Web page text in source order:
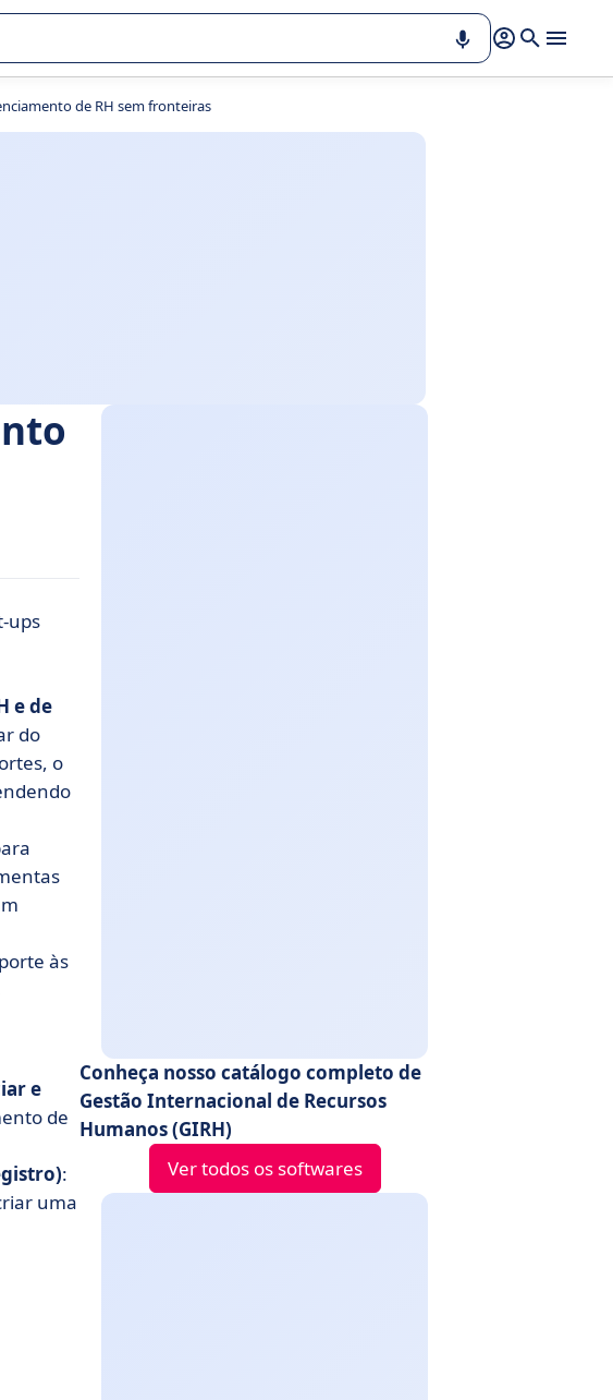
de RH sem fronteiras
ups
e de
do
o
às
e
de
:
uma
Conheça nosso catálogo completo de
Gestão Internacional de Recursos
Humanos (GIRH)
Ver todos os softwares